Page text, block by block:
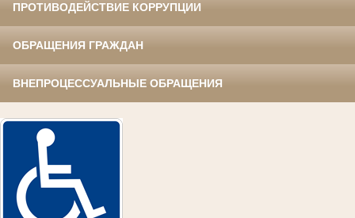
ПРОТИВОДЕЙСТВИЕ КОРРУПЦИИ
ОБРАЩЕНИЯ ГРАЖДАН
ВНЕПРОЦЕССУАЛЬНЫЕ ОБРАЩЕНИЯ